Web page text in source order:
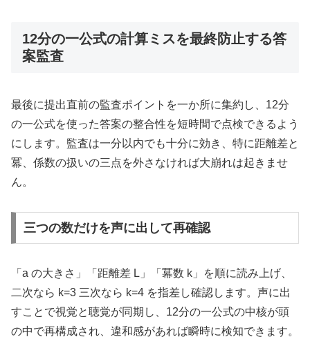
12分の一公式の計算ミスを最終防止する答
案監査
最後に提出直前の監査ポイントを一か所に集約し、12分
の一公式を使った答案の整合性を短時間で点検できるよう
にします。監査は一分以内でも十分に効き、特に距離差と
冪、係数の扱いの三点を外さなければ大崩れは起きませ
ん。
三つの数だけを声に出して再確認
「a の大きさ」「距離差 L」「冪数 k」を順に読み上げ、
二次なら k=3 三次なら k=4 を指差し確認します。声に出
すことで視覚と聴覚が同期し、12分の一公式の中核が頭
の中で再構成され、違和感があれば瞬時に検知できます。